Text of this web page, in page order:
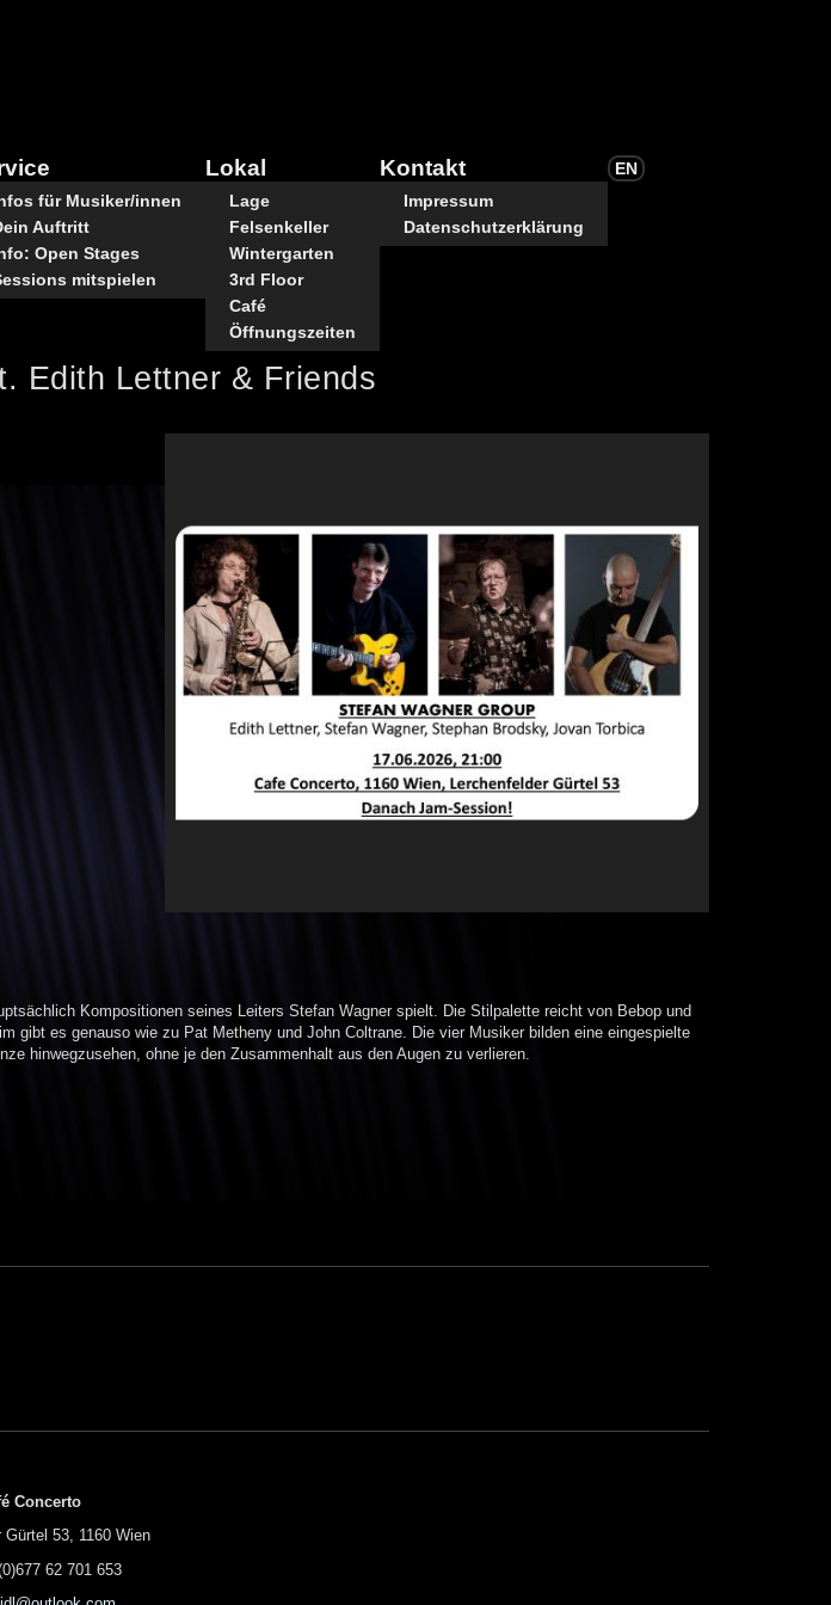
für Musiker/innen
Auftritt
Open Stages
mitspielen
Lokal
Lage
Felsenkeller
Wintergarten
3rd Floor
Café
Öffnungszeiten
Kontakt
Impressum
Datenschutzerklärung
EN
Edith Lettner & Friends
Kompositionen seines Leiters Stefan Wagner spielt. Die Stilpalette reicht von Bebop und
gibt es genauso wie zu Pat Metheny und John Coltrane. Die vier Musiker bilden eine eingespielte
hinwegzusehen, ohne je den Zusammenhalt aus den Augen zu verlieren.
Concerto
Gürtel 53, 1160 Wien
62 701 653